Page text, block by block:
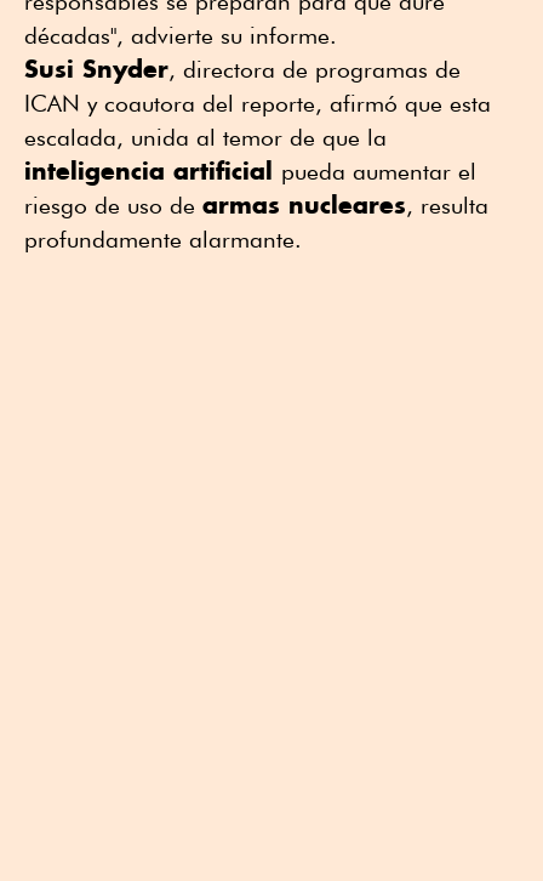
décadas", advierte su informe.
Susi Snyder, directora de programas de
ICAN y coautora del reporte, afirmó que esta
escalada, unida al temor de que la
inteligencia artificial
pueda aumentar el
riesgo de uso de armas nucleares, resulta
profundamente alarmante.